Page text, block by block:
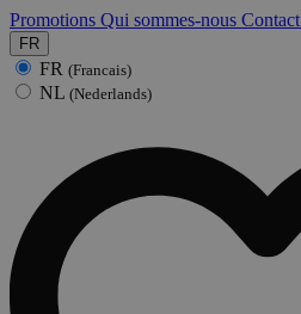
Promotions Qui sommes-nous Contact
FR
FR (Francais)
NL (Nederlands)